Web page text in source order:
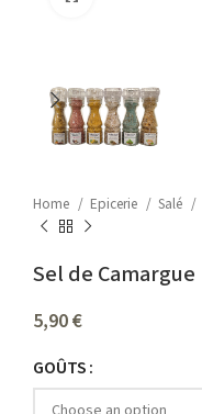
Home Epicerie Salé
Sel de Camargue
5,90€
GOÛTS